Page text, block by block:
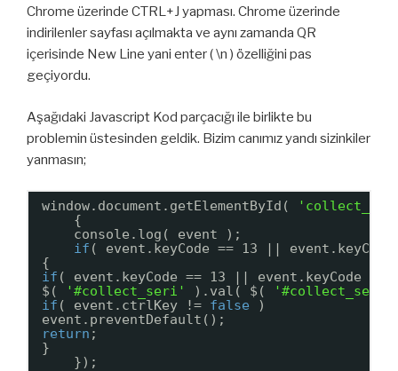
Chrome üzerinde CTRL+J yapması. Chrome üzerinde
indirilenler sayfası açılmakta ve aynı zamanda QR
içerisinde New Line yani enter ( \n ) özelliğini pas
geçiyordu.
Aşağıdaki Javascript Kod parçacığı ile birlikte bu
problemin üstesinden geldik. Bizim canımız yandı sizinkiler
yanmasın;
window.document.getElementById(
{
console.log( event );
if ( event.keyCode == 13 ||
{
if ( event.keyCode == 13 || event.keyCode ==
$(
'#collect_seri' ).val( $(
'#collect_seri'
if ( event.ctrlKey != false
)
event.preventDefault();
return ;
}
});